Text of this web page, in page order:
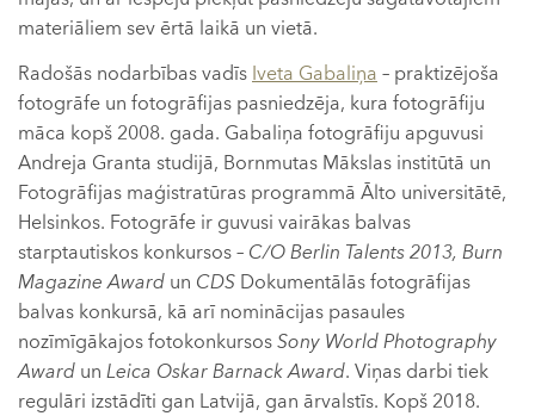
materiāliem sev ērtā laikā un vietā.
Radošās nodarbības vadīs Iveta Gabaliņa – praktizējoša
fotogrāfe un fotogrāfijas pasniedzēja, kura fotogrāfiju
māca kopš 2008. gada. Gabaliņa fotogrāfiju apguvusi
Andreja Granta studijā, Bornmutas Mākslas institūtā un
Fotogrāfijas maģistratūras programmā Ālto universitātē,
Helsinkos. Fotogrāfe ir guvusi vairākas balvas
starptautiskos konkursos – C/O Berlin Talents 2013, Burn
Magazine Award un CDS Dokumentālās fotogrāfijas
balvas konkursā, kā arī nominācijas pasaules
nozīmīgākajos fotokonkursosSony World Photography
Award un Leica Oskar Barnack Award. Viņas darbi tiek
regulāri izstādīti gan Latvijā, gan ārvalstīs. Kopš 2018.